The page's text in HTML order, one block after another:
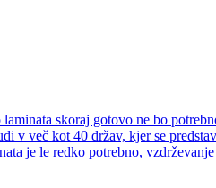
skoraj gotovo ne bo
v več kot 40 držav, kjer se
je le redko potrebno,